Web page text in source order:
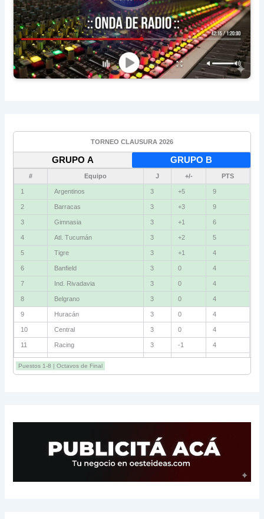
TORNEO CLAUSURA 2026
GRUPO A GRUPO B
# Equipo J +/- PTS
1 Argentinos 3 +5 9
2 Barracas 3 +3 9
3 Gimnasia 3 +1 6
4 Atl. Tucumán 3 +2 5
5 Tigre 3 +1 4
6 Banfield 3 0 4
7 Ind. Rivadavia 3 0 4
8 Belgrano 3 0 4
9 Huracán 3 0 4
10 Central 3 0 4
11 Racing 3 -1 4
12 Estudiantes RC
13 Sarmiento 3 -1 3
Puestos 1-8 | Octavos de Final